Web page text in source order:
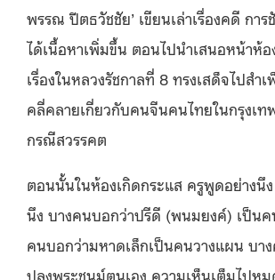
พรรณ ปีตธวัชชัย’ เขียนเล่าเรื่องคดี กา
ได้เนื้อหาเพิ่มขึ้น ตอนไปนำเสนอหน้าห้
เรื่องในหลวงรัชกาลที่ 8 ทรงเสด็จไปสำเ
คลี่คลายเกี่ยวกับคนจีนคนไทยในกรุงเท
กรณีสวรรคต
ตอนนั้นในห้องเกิดกระแส ครูพูดอย่างนึ
นึง บางคนบอกว่าปรีดี (พนมยงค์) เป็นค
คนบอกว่ามหาดเล็กเป็นคนวางแผน บา
ปลงพระชนม์ตนเอง ความเห็นเต็มไปห